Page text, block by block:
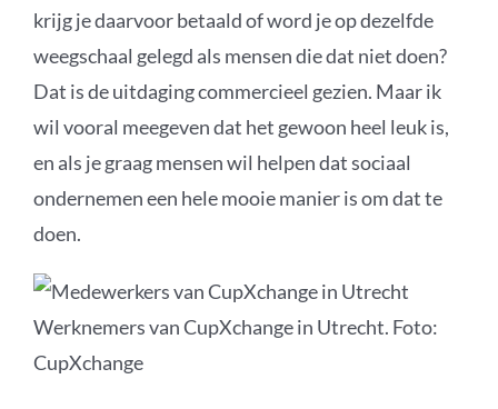
krijg je daarvoor betaald of word je op dezelfde
weegschaal gelegd als mensen die dat niet doen?
Dat is de uitdaging commercieel gezien. Maar ik
wil vooral meegeven dat het gewoon heel leuk is,
en als je graag mensen wil helpen dat sociaal
ondernemen een hele mooie manier is om dat te
doen.
Werknemers van CupXchange in Utrecht. Foto:
CupXchange